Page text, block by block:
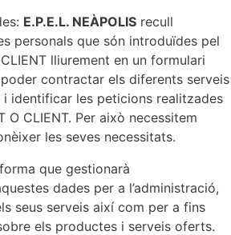
E.P.E.L. NEÀPOLIS recull
personals que són introduïdes pel
lliurement en un formulari
contractar els diferents serveis
identificar les peticions realitzades
O CLIENT. Per això necessitem
les seves necessitats.
que gestionarà
dades per a l’administració,
seus serveis així com per a fins
els productes i serveis oferts.